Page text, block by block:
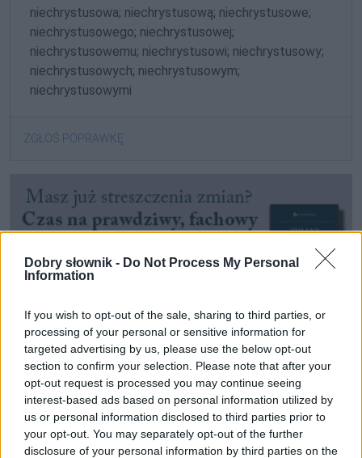
Dobry słownik - Do Not Process My Personal
Information
If you wish to opt-out of the sale, sharing to third parties, or
processing of your personal or sensitive information for
targeted advertising by us, please use the below opt-out
section to confirm your selection. Please note that after your
opt-out request is processed you may continue seeing
interest-based ads based on personal information utilized by
us or personal information disclosed to third parties prior to
your opt-out. You may separately opt-out of the further
disclosure of your personal information by third parties on the
niechrystusowa; niechrystusową; niechrystusowe;
niechrystusowego; niechrystusowej;
niechrystusowemu; niechrystusowi; niechrystusowy;
niechrystusowych; niechrystusowym;
niechrystusowymi
ZGŁOŚ POPRAWKĘ
Pozostały wątpliwości? Brakuje czegoś w haśle?
Zobacz, co zyskują abonenci Dobrego słownika.
SPRAWDŹ